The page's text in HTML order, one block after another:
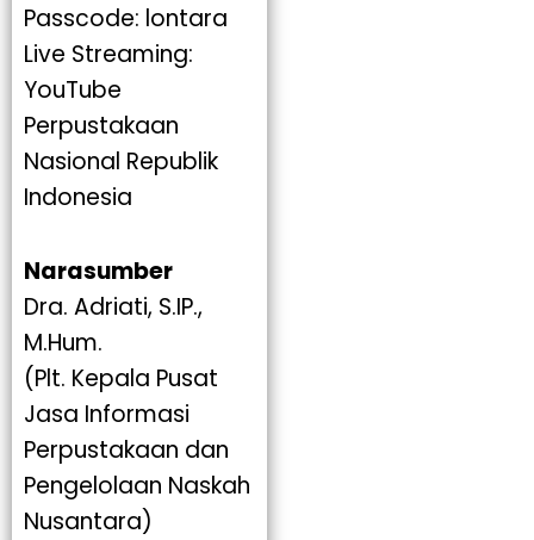
Passcode: lontara
Live Streaming:
YouTube
Perpustakaan
Nasional Republik
Indonesia
Narasumber
Dra. Adriati, S.IP.,
M.Hum.
(Plt. Kepala Pusat
Jasa Informasi
Perpustakaan dan
Pengelolaan Naskah
Nusantara)